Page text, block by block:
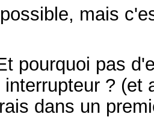
mais
pourquoi pas
interrupteur ?
dans un